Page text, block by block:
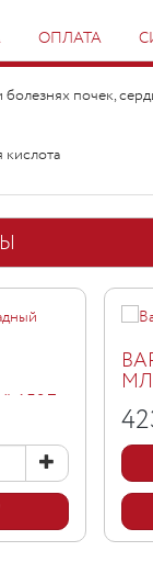
ОПЛАТА
почек,
кислота
150Г
МЛ